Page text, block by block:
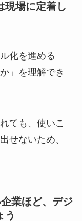
現場に定着し
化を進める
」を理解でき
ても、使いこ
せないため、
業ほど、デジ
う